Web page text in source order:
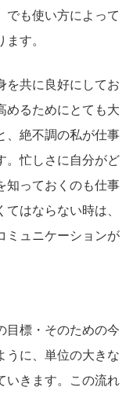
でも使い方によって
す。
共に良好にしてお
めるためにとても大
、絶不調の私が仕事
。忙しさに自分がど
知っておくのも仕事
はならない時は、
ミュニケーションが
目標・そのための今
うに、単位の大きな
いきます。この流れ